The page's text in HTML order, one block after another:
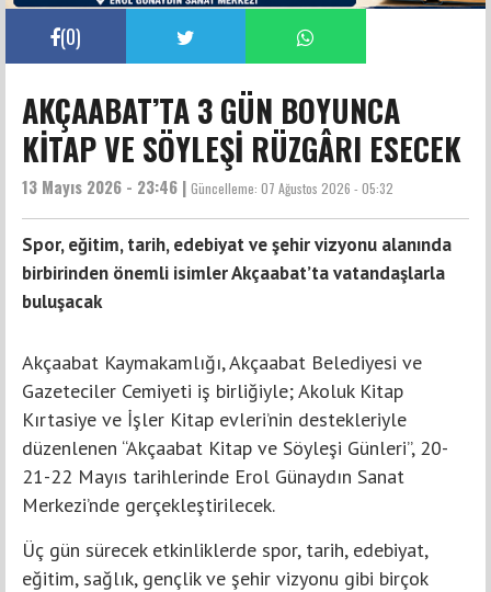
(0)
AKÇAABAT’TA 3 GÜN BOYUNCA
KİTAP VE SÖYLEŞİ RÜZGÂRI ESECEK
13 Mayıs 2026 - 23:46 | Güncelleme: 07 Ağustos 2026 - 05:32
Spor, eğitim, tarih, edebiyat ve şehir vizyonu alanında
birbirinden önemli isimler Akçaabat’ta vatandaşlarla
buluşacak
Akçaabat Kaymakamlığı, Akçaabat Belediyesi ve
Gazeteciler Cemiyeti iş birliğiyle; Akoluk Kitap
Kırtasiye ve İşler Kitap evleri’nin destekleriyle
düzenlenen “Akçaabat Kitap ve Söyleşi Günleri”, 20-
21-22 Mayıs tarihlerinde Erol Günaydın Sanat
Merkezi’nde gerçekleştirilecek.
Üç gün sürecek etkinliklerde spor, tarih, edebiyat,
eğitim, sağlık, gençlik ve şehir vizyonu gibi birçok